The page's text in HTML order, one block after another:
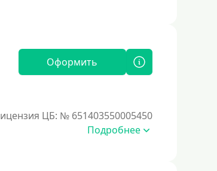
Оформить
ЦБ: № 651403550005450
Подробнее